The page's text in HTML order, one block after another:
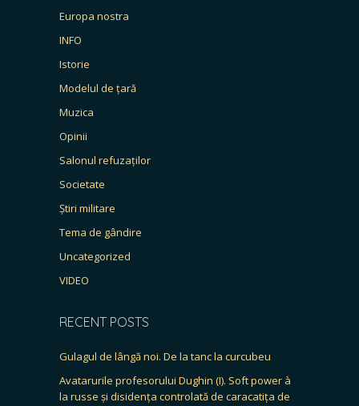
Europa nostra
INFO
Istorie
Modelul de țară
Muzica
Opinii
Salonul refuzaților
Societate
Știri militare
Tema de gândire
Uncategorized
VIDEO
RECENT POSTS
Gulagul de lângă noi. De la tanc la curcubeu
Avatarurile profesorului Dughin (I). Soft power à
la russe și disidența controlată de caracatița de